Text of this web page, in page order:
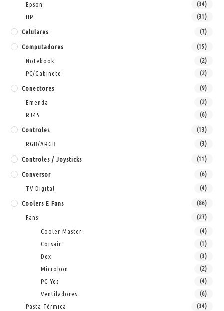
Epson (34)
HP (31)
Celulares (7)
Computadores (15)
Notebook (2)
PC/Gabinete (2)
Conectores (9)
Emenda (2)
RJ45 (6)
Controles (13)
RGB/ARGB (3)
Controles / Joysticks (11)
Conversor (6)
TV Digital (4)
Coolers E Fans (86)
Fans (27)
Cooler Master (4)
Corsair (1)
Dex (3)
Microbon (2)
PC Yes (4)
Ventiladores (6)
Pasta Térmica (34)